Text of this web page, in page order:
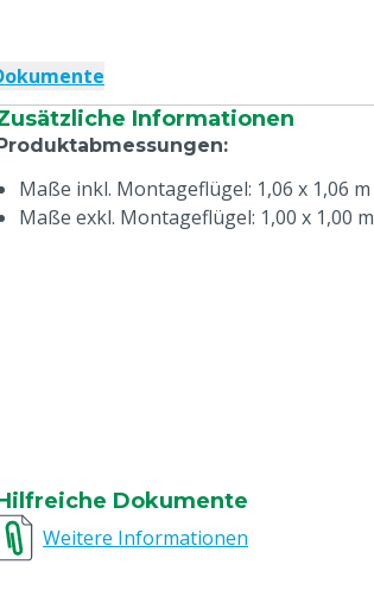
Informationen
:
Maße inkl. Montageflügel: 1,06 x 1,06 m
Maße exkl. Montageflügel: 1,00 x 1,00 m
Dokumente
Weitere Informationen